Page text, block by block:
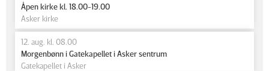
Åpen kirke kl. 18.00-19.00
Asker kirke
12. aug. kl. 08.00
Morgenbønn i Gatekapellet i Asker sentrum
Gatekapellet i Asker